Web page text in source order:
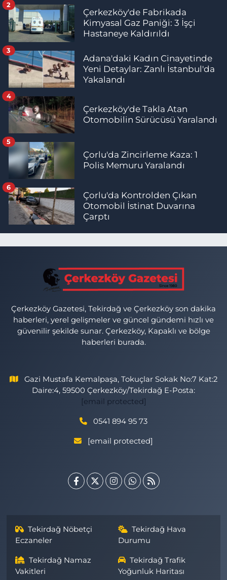
Çerkezköy'de Fabrikada
Kimyasal Gaz Paniği: 3 İşçi
Hastaneye Kaldırıldı
2
Adana'daki Kadın Cinayetinde
Yeni Detaylar: Zanlı İstanbul'da
Yakalandı
3
Çerkezköy'de Takla Atan
Otomobilin Sürücüsü Yaralandı
4
Çorlu'da Zincirleme Kaza: 1
Polis Memuru Yaralandı
5
Çorlu'da Kontrolden Çıkan
Otomobil İstinat Duvarına
Çarptı
6
Çerkezköy Gazetesi, Tekirdağ ve Çerkezköy son dakika
haberleri, yerel gelişmeler ve güncel gündemi hızlı ve
güvenilir şekilde sunar. Çerkezköy, Kapaklı ve bölge
haberleri burada.
Gazi Mustafa Kemalpaşa, Tokuçlar Sokak No:7 Kat:2
Daire:4, 59500 Çerkezköy/Tekirdağ E-Posta:
[email protected]
0541 894 95 73
[email protected]
Tekirdağ Nöbetçi
Eczaneler
Tekirdağ Hava
Durumu
Tekirdağ Namaz
Vakitleri
Tekirdağ Trafik
Yoğunluk Haritası